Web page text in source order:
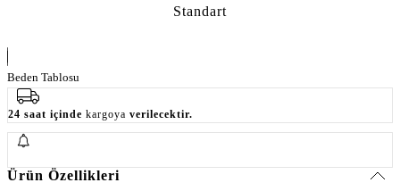
Standart
Beden Tablosu
24 saat içinde kargoya verilecektir.
Ürün Özellikleri